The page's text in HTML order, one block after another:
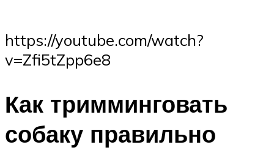
https://youtube.com/watch?
v=Zfi5tZpp6e8
Как тримминговать
собаку правильно